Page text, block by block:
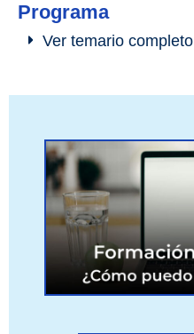
Programa
Ver temario completo